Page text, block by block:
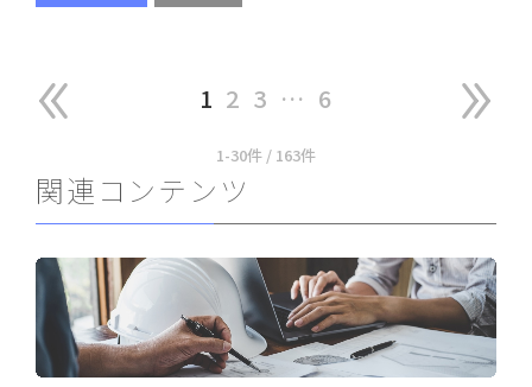
1 2 3 … 6
1-30件 / 163件
関連コンテンツ